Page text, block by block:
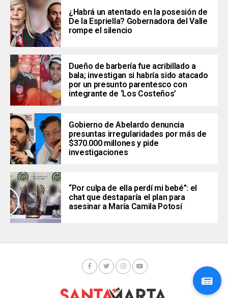
¿Habrá un atentado en la posesión de
De la Espriella? Gobernadora del Valle
rompe el silencio
Dueño de barbería fue acribillado a
bala; investigan si habría sido atacado
por un presunto parentesco con
integrante de ‘Los Costeños’
Gobierno de Abelardo denuncia
presuntas irregularidades por más de
$370.000 millones y pide
investigaciones
“Por culpa de ella perdí mi bebé”: el
chat que destaparía el plan para
asesinar a María Camila Potosí